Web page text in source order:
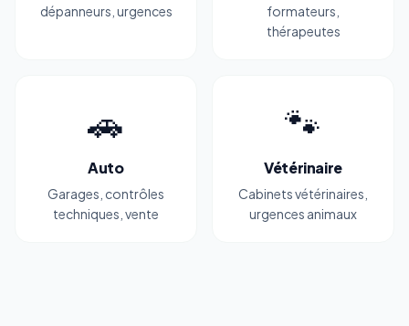
dépanneurs, urgences
formateurs,
thérapeutes
🚗
Auto
Garages, contrôles
techniques, vente
🐾
Vétérinaire
Cabinets vétérinaires,
urgences animaux